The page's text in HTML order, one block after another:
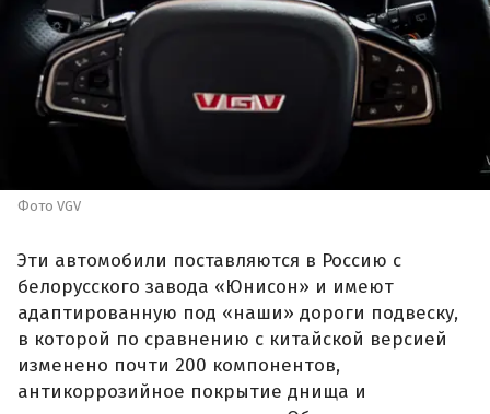
Фото VGV
Эти автомобили поставляются в Россию с
белорусского завода «Юнисон» и имеют
адаптированную под «наши» дороги подвеску,
в которой по сравнению с китайской версией
изменено почти 200 компонентов,
антикоррозийное покрытие днища и